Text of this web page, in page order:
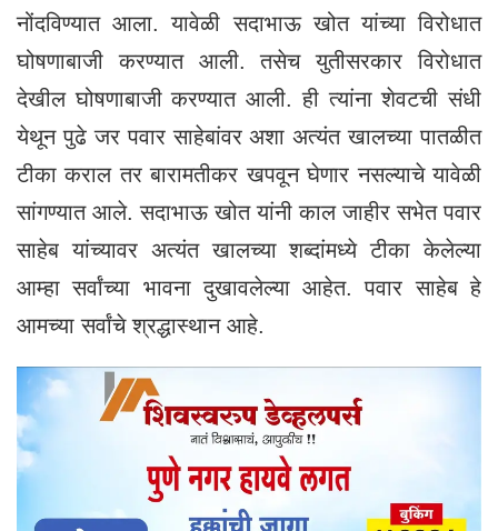
नोंदविण्यात आला. यावेळी सदाभाऊ खोत यांच्या विरोधात
घोषणाबाजी करण्यात आली. तसेच युतीसरकार विरोधात
देखील घोषणाबाजी करण्यात आली. ही त्यांना शेवटची संधी
येथून पुढे जर पवार साहेबांवर अशा अत्यंत खालच्या पातळीत
टीका कराल तर बारामतीकर खपवून घेणार नसल्याचे यावेळी
सांगण्यात आले. सदाभाऊ खोत यांनी काल जाहीर सभेत पवार
साहेब यांच्यावर अत्यंत खालच्या शब्दांमध्ये टीका केलेल्या
आम्हा सर्वांच्या भावना दुखावलेल्या आहेत. पवार साहेब हे
आमच्या सर्वांचे श्रद्धास्थान आहे.